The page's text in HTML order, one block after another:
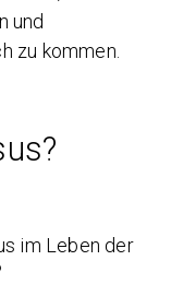
und
zu kommen.
im Leben der